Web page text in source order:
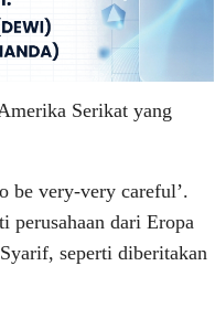
Serikat yang
be very-very careful’.
perusahaan dari Eropa
seperti diberitakan